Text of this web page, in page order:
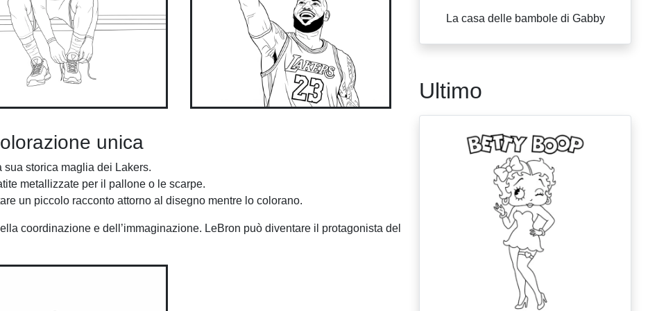
unica
storica maglia dei Lakers.
metallizzate per il pallone o le scarpe.
un piccolo racconto attorno al disegno mentre lo colorano.
coordinazione e dell’immaginazione. LeBron può diventare il protagonista del
La casa delle bambole di Gabby
Ultimo